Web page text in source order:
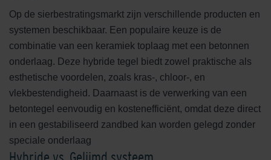
Op de sierbestratingsmarkt zijn verschillende producten en
systemen beschikbaar. Een populaire keuze is de
combinatie van een keramiek toplaag met een betonnen
onderlaag. Deze hybride tegel biedt zowel praktische als
esthetische voordelen, zoals kras-, chloor-, en
vlekbestendigheid. Daarnaast is de verwerking van een
betontegel eenvoudig en kostenefficiënt, omdat deze direct
in een gestabiliseerd zandbed kan worden gelegd zonder
speciale onderlaag